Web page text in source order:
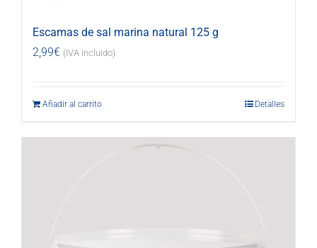
Escamas de sal marina natural 125 g
2,99€ (IVA incluido)
Añadir al carrito Detalles